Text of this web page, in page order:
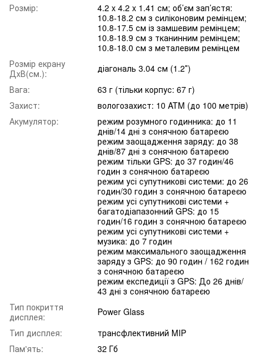
Розмір:
4.2 x 4.2 x 1.41 см; об’єм зап’ястя:
10.8-18.2 см з силіконовим ремінцем;
10.8-17.5 см із замшевим ремінцем;
10.8-18.9 см з тканинним ремінцем;
10.8-18.0 см з металевим ремінцем
Розмір екрану
ДxВ(см.):
діагональ 3.04 см (1.2″)
Вага:
63 г (тільки корпус: 67 г)
Захист:
вологозахист: 10 ATM (до 100 метрів)
Акумулятор:
режим розумного годинника: до 11
днів/14 дні з сонячною батареєю
режим заощадження заряду: до 38
днів/87 дні з сонячною батареєю
режим тільки GPS: до 37 годин/46
годин з сонячною батареєю
режим усі супутникові системи: до 26
годин/30 годин з сонячною батареєю
режим усі супутникові системи +
багатодіапазонний GPS: до 15
годин/16 годин з сонячною батареєю
режим усі супутникові системи +
музика: до 7 годин
режим максимального заощадження
заряду з GPS: до 90 годин / 162 годин
з сонячною батареєю
режим експедиції з GPS: До 26 днів/
43 дні з сонячною батареєю
Тип покриття
дисплея:
Power Glass
Тип дисплея:
трансфлективний MIP
Пам'ять:
32 Гб